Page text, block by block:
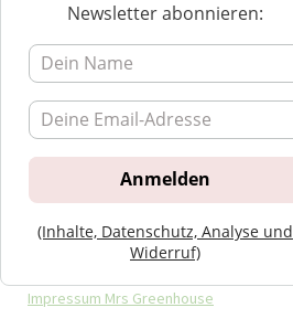
Newsletter abonnieren:
(Inhalte, Datenschutz, Analyse und
Widerruf)
Impressum Mrs Greenhouse